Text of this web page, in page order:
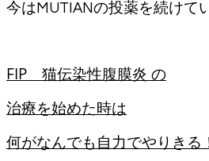
今はMUTIANの投薬を続けて
FIP 猫伝染性腹膜炎 の
治療を始めた時は
何がなんでも自力でやりきる